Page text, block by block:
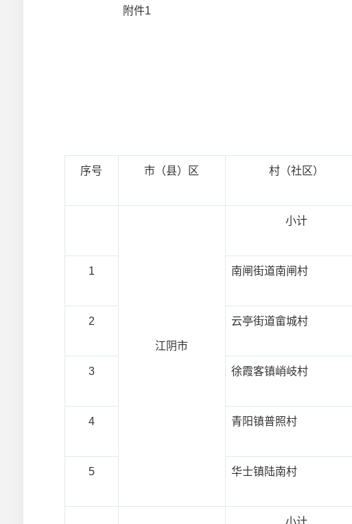
附件1
序号 市（县）区 村（社区）
江阴市
小计
1 南闸街道南闸村
2 云亭街道畲城村
3 徐霞客镇峭岐村
4 青阳镇普照村
5 华士镇陆南村
小计